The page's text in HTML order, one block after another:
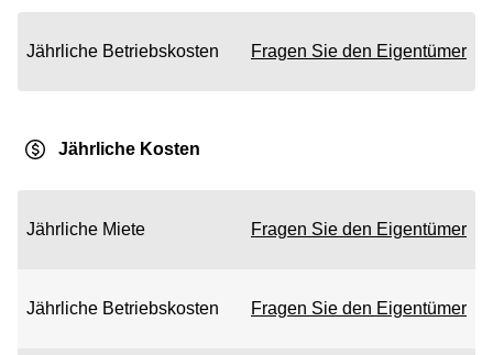
Jährliche Betriebskosten Fragen Sie den Eigentümer
Jährliche Kosten
Jährliche Miete Fragen Sie den Eigentümer
Jährliche Betriebskosten Fragen Sie den Eigentümer